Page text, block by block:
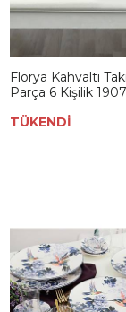
Florya Kahvaltı
Parça 6 Kişilik
TÜKENDİ